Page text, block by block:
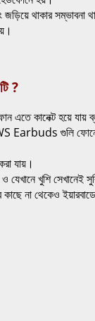
থাকার সম্ভাবনা
?
কানেক্ট হয়ে যায়
Earbuds গুলি
যায়।
খুশি সেখানেই
না থেকেও